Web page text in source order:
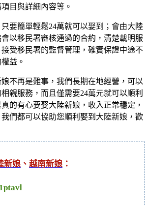
目與詳細內容等。
要簡單輕鬆24萬就可以娶到；會由大陸
以移民署審核通過的合約，清楚載明服
受移民署的監督管理，確實保證中途不
益。
不再是難事，我們長期在地經營，可以
親服務，而且僅需要24萬元就可以順利
的有心要娶大陸新娘，收入正常穩定，
們都可以協助您順利娶到大陸新娘，歡
新娘 、 越南新娘 ：